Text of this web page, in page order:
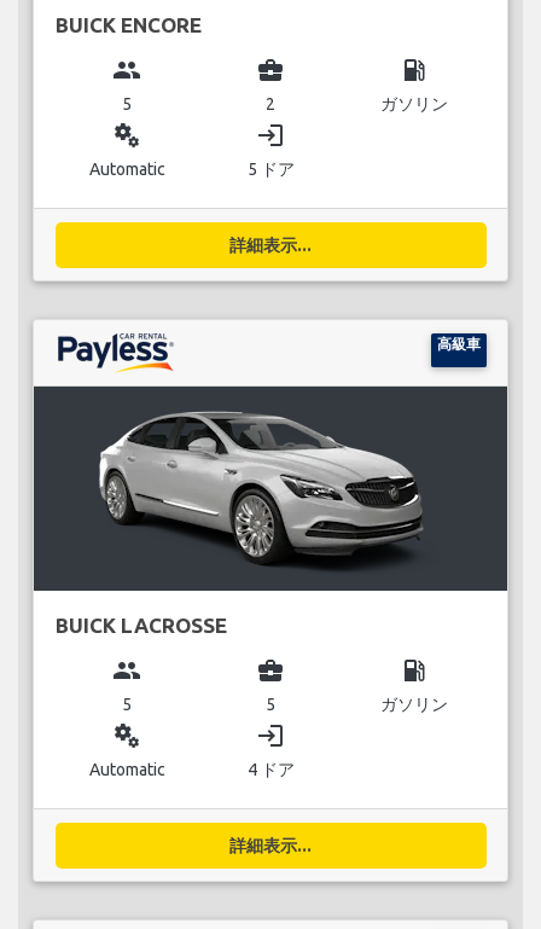
BUICK ENCORE
group
5
business_center
2
local_gas_station
ガソリン
miscellaneous_services
Automatic
login
5 ドア
詳細表示...
高級車
BUICK LACROSSE
group
5
business_center
5
local_gas_station
ガソリン
miscellaneous_services
Automatic
login
4 ドア
詳細表示...